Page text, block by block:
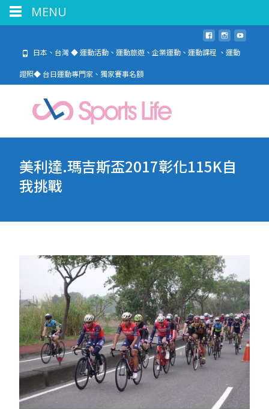
日本、台灣 ◆ 運動活動、運動旅遊、企業運動、運動課程 、運動
證照◆ 台日運動專門家、獨家賽事名額
美利達.瑪吉斯盃2017彰化115K自
我挑戰
MENU